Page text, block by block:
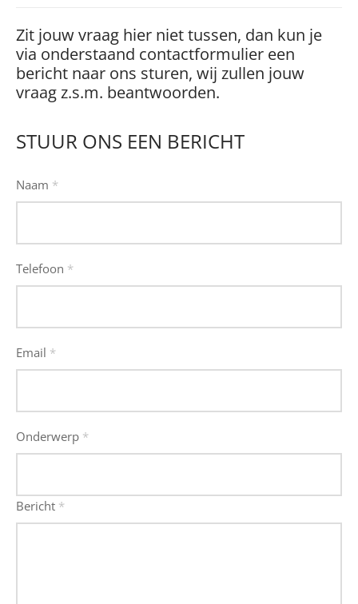
Zit jouw vraag hier niet tussen, dan kun je
via onderstaand contactformulier een
bericht naar ons sturen, wij zullen jouw
vraag z.s.m. beantwoorden.
STUUR ONS EEN BERICHT
Naam *
Telefoon *
Email *
Onderwerp *
Bericht *